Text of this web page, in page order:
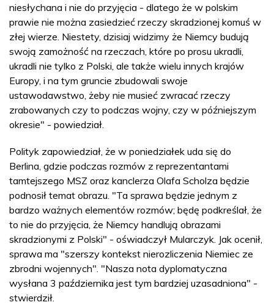
niesłychana i nie do przyjęcia - dlatego że w polskim
prawie nie można zasiedzieć rzeczy skradzionej komuś w
złej wierze. Niestety, dzisiaj widzimy że Niemcy budują
swoją zamożność na rzeczach, które po prosu ukradli,
ukradli nie tylko z Polski, ale także wielu innych krajów
Europy, i na tym gruncie zbudowali swoje
ustawodawstwo, żeby nie musieć zwracać rzeczy
zrabowanych czy to podczas wojny, czy w późniejszym
okresie" - powiedział.
Polityk zapowiedział, że w poniedziałek uda się do
Berlina, gdzie podczas rozmów z reprezentantami
tamtejszego MSZ oraz kanclerza Olafa Scholza będzie
podnosił temat obrazu. "Ta sprawa będzie jednym z
bardzo ważnych elementów rozmów; będę podkreślał, że
to nie do przyjęcia, że Niemcy handlują obrazami
skradzionymi z Polski" - oświadczył Mularczyk. Jak ocenił,
sprawa ma "szerszy kontekst nierozliczenia Niemiec ze
zbrodni wojennych". "Nasza nota dyplomatyczna
wysłana 3 października jest tym bardziej uzasadniona" -
stwierdził.